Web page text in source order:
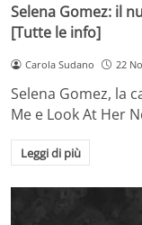
Selena Gomez: il
[Tutte le info]
Carola Sudano 22
Selena Gomez, la
Me e Look At Her
Leggi di più